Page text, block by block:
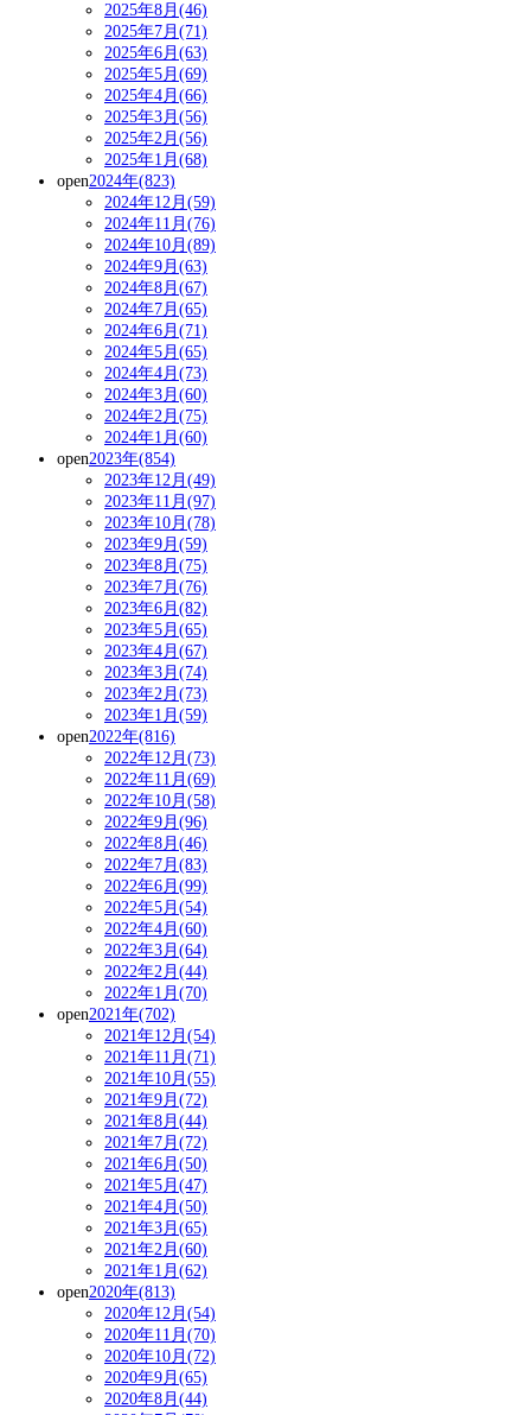
2025年8月(46)
2025年7月(71)
2025年6月(63)
2025年5月(69)
2025年4月(66)
2025年3月(56)
2025年2月(56)
2025年1月(68)
open2024年(823)
2024年12月(59)
2024年11月(76)
2024年10月(89)
2024年9月(63)
2024年8月(67)
2024年7月(65)
2024年6月(71)
2024年5月(65)
2024年4月(73)
2024年3月(60)
2024年2月(75)
2024年1月(60)
open2023年(854)
2023年12月(49)
2023年11月(97)
2023年10月(78)
2023年9月(59)
2023年8月(75)
2023年7月(76)
2023年6月(82)
2023年5月(65)
2023年4月(67)
2023年3月(74)
2023年2月(73)
2023年1月(59)
open2022年(816)
2022年12月(73)
2022年11月(69)
2022年10月(58)
2022年9月(96)
2022年8月(46)
2022年7月(83)
2022年6月(99)
2022年5月(54)
2022年4月(60)
2022年3月(64)
2022年2月(44)
2022年1月(70)
open2021年(702)
2021年12月(54)
2021年11月(71)
2021年10月(55)
2021年9月(72)
2021年8月(44)
2021年7月(72)
2021年6月(50)
2021年5月(47)
2021年4月(50)
2021年3月(65)
2021年2月(60)
2021年1月(62)
open2020年(813)
2020年12月(54)
2020年11月(70)
2020年10月(72)
2020年9月(65)
2020年8月(44)